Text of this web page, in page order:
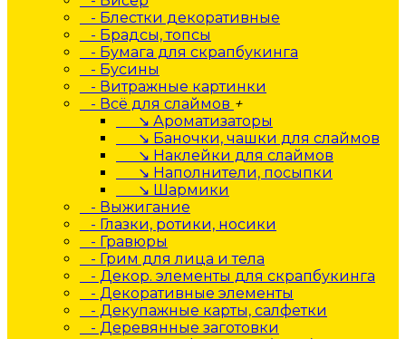
- Блестки декоративные
- Брадсы, топсы
- Бумага для скрапбукинга
- Бусины
- Витражные картинки
- Всё для слаймов +
↘ Ароматизаторы
↘ Баночки, чашки для слаймов
↘ Наклейки для слаймов
↘ Наполнители, посыпки
↘ Шармики
- Выжигание
- Глазки, ротики, носики
- Гравюры
- Грим для лица и тела
- Декор. элементы для скрапбукинга
- Декоративные элементы
- Декупажные карты, салфетки
- Деревянные заготовки